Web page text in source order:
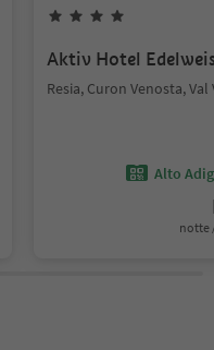
Aktiv Hotel
Resia, Curon Venosta, Val
Alto
notte